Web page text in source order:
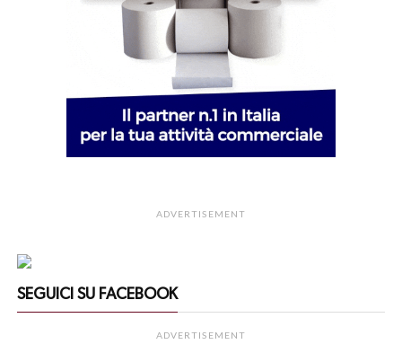
ADVERTISEMENT
SEGUICI SU FACEBOOK
ADVERTISEMENT